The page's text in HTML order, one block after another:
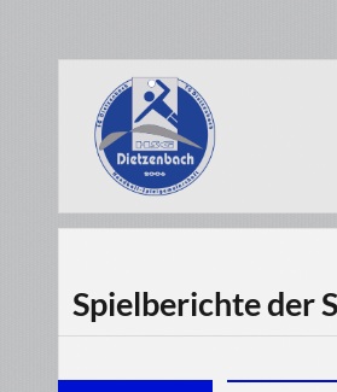
Spielberichte der